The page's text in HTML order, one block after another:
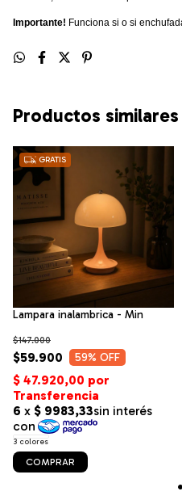
Importante! Funciona si o si
Productos similares
GRATIS
Lampara inalambrica - Min
$59.900
$147.000
59% OFF
3 colores
COMPRAR